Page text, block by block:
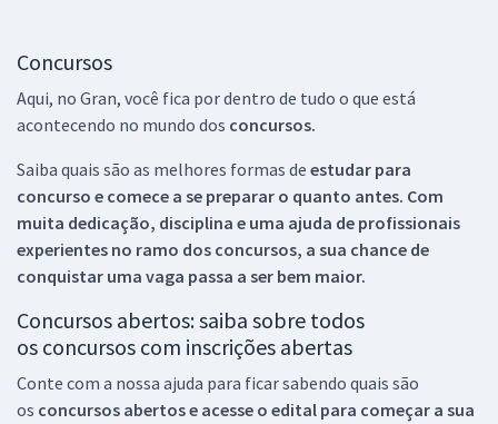
Concursos
Aqui, no Gran, você fica por dentro de tudo o que está
acontecendo no mundo dos concursos.
Saiba quais são as melhores formas de estudar para
concurso e comece a se preparar o quanto antes. Com
muita dedicação, disciplina e uma ajuda de profissionais
experientes no ramo dos concursos, a sua chance de
conquistar uma vaga passa a ser bem maior.
Concursos abertos: saiba sobre todos
os concursos com inscrições abertas
Conte com a nossa ajuda para ficar sabendo quais são
os concursos abertos e acesse o edital para começar a sua